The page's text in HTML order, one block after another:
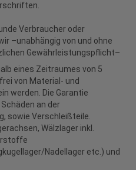
Verbraucher oder
–unabhängig von und ohne
Gewährleistungspflicht–
eines Zeitraumes von 5
von Material- und
werden. Die Garantie
an der
sowie Verschleißteile.
Wälzlager inkl.
Nadellager etc.) und